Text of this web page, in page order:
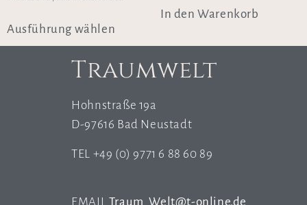
Ausführung wählen
In den Warenkorb
Traumwelt
Hohnstraße 19a
D-97616 Bad Neustadt
TEL +49 (0) 9771 6 88 60 89
EMAIL Traum_Welt@t-online.de